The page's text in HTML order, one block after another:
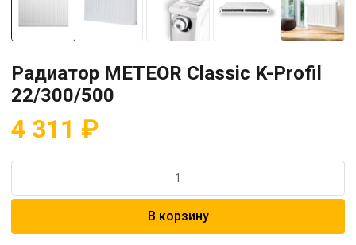
Радиатор METEOR Classic K-Profil
22/300/500
4 311 ₽
Радиатор
В корзину